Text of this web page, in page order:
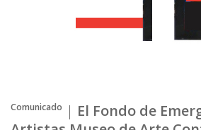
Comunicado | El Fondo de